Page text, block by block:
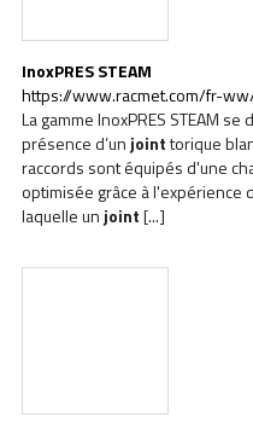
InoxPRES STEAM
https://www.racmet.com/fr-
La gamme InoxPRES STEAM
présence d’un jointtorique
raccords sont équipés d'une
optimisée grâce à l'expérience
laquelle un joint[...]